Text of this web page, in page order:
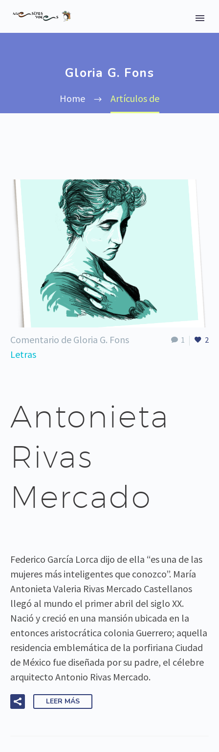
Gloria G. Fons
Home Artículos de
1 2
Comentario de Gloria G. Fons
Letras
Antonieta
Rivas
Mercado
Federico García Lorca dijo de ella “es una de las
mujeres más inteligentes que conozco”. María
Antonieta Valeria Rivas Mercado Castellanos
llegó al mundo el primer abril del siglo XX.
Nació y creció en una mansión ubicada en la
entonces aristocrática colonia Guerrero; aquella
residencia emblemática de la porfiriana Ciudad
de México fue diseñada por su padre, el célebre
arquitecto Antonio Rivas Mercado.
LEER MÁS